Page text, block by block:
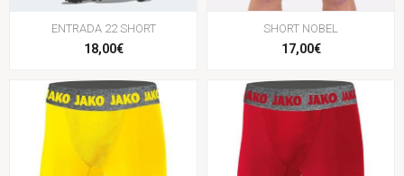
ENTRADA 22 SHORT
18,00€
SHORT NOBEL
17,00€